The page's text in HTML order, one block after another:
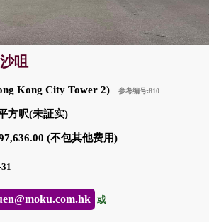
咀
Kong City Tower 2) 参考编号:810
方呎(未証实)
(不包其他费用)
31
或